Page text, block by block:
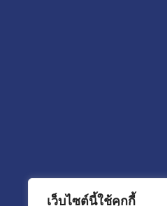
เว็บไซต์นี้ใช้คุกกี้